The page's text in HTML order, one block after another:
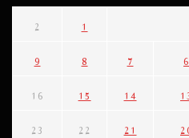
1
2
6
7
8
9
14
15
16
21
22
23